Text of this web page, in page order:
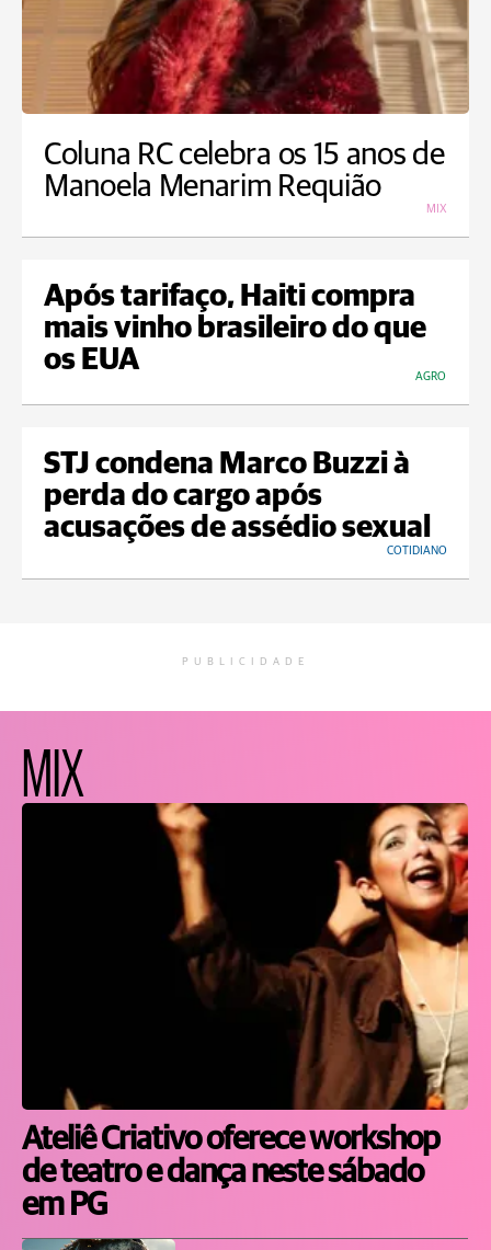
Coluna RC celebra os 15 anos de
Manoela Menarim Requião
MIX
Após tarifaço, Haiti compra
mais vinho brasileiro do que
os EUA
AGRO
STJ condena Marco Buzzi à
perda do cargo após
acusações de assédio sexual
COTIDIANO
PUBLICIDADE
MIX
Ateliê Criativo oferece workshop
de teatro e dança neste sábado
em PG